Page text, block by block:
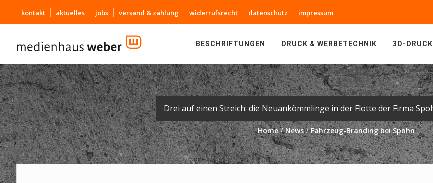
kontakt aktuelles jobs versand & zahlung widerrufsrecht datenschutz impressum
BESCHRIFTUNGEN DRUCK & WERBETECHNIK 3D-DRUCK
Home News Fahrzeug-Branding bei Spohn